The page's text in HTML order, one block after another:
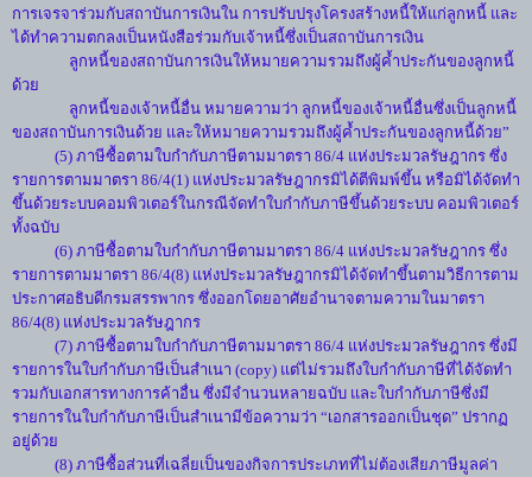
การเจรจาร่วมกับสถาบันการเงินใน การปรับปรุงโครงสร้างหนี้ให้แก่ลูกหนี้ และ
ได้ทำความตกลงเป็นหนังสือร่วมกับเจ้าหนี้ซึ่งเป็นสถาบันการเงิน
ลูกหนี้ของสถาบันการเงินให้หมายความรวมถึงผู้ค้ำประกันของลูกหนี้
ด้วย
ลูกหนี้ของเจ้าหนี้อื่น หมายความว่า ลูกหนี้ของเจ้าหนี้อื่นซึ่งเป็นลูกหนี้
ของสถาบันการเงินด้วย และให้หมายความรวมถึงผู้ค้ำประกันของลูกหนี้ด้วย”
(5) ภาษีซื้อตามใบกำกับภาษีตามมาตรา 86/4 แห่งประมวลรัษฎากร ซึ่ง
รายการตามมาตรา 86/4(1) แห่งประมวลรัษฎากรมิได้ตีพิมพ์ขึ้น หรือมิได้จัดทำ
ขึ้นด้วยระบบคอมพิวเตอร์ในกรณีจัดทำใบกำกับภาษีขึ้นด้วยระบบ คอมพิวเตอร์
ทั้งฉบับ
(6) ภาษีซื้อตามใบกำกับภาษีตามมาตรา 86/4 แห่งประมวลรัษฎากร ซึ่ง
รายการตามมาตรา 86/4(8) แห่งประมวลรัษฎากรมิได้จัดทำขึ้นตามวิธีการตาม
ประกาศอธิบดีกรมสรรพากร ซึ่งออกโดยอาศัยอำนาจตามความในมาตรา
86/4(8) แห่งประมวลรัษฎากร
(7) ภาษีซื้อตามใบกำกับภาษีตามมาตรา 86/4 แห่งประมวลรัษฎากร ซึ่งมี
รายการในใบกำกับภาษีเป็นสำเนา (copy) แต่ไม่รวมถึงใบกำกับภาษีที่ได้จัดทำ
รวมกับเอกสารทางการค้าอื่น ซึ่งมีจำนวนหลายฉบับ และใบกำกับภาษีซึ่งมี
รายการในใบกำกับภาษีเป็นสำเนามีข้อความว่า “เอกสารออกเป็นชุด” ปรากฏ
อยู่ด้วย
(8) ภาษีซื้อส่วนที่เฉลี่ยเป็นของกิจการประเภทที่ไม่ต้องเสียภาษีมูลค่า